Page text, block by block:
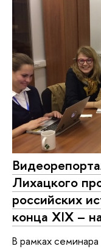
Лихацкого
российских
конца XIX –
В рамках